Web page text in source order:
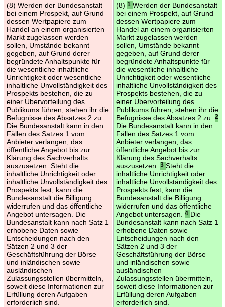
(8) Werden der Bundesanstalt
bei einem Prospekt, auf Grund
dessen Wertpapiere zum
Handel an einem organisierten
Markt zugelassen werden
sollen, Umstände bekannt
gegeben, auf Grund derer
begründete Anhaltspunkte für
die wesentliche inhaltliche
Unrichtigkeit oder wesentliche
inhaltliche Unvollständigkeit des
Prospekts bestehen, die zu
einer Übervorteilung des
Publikums führen, stehen ihr die
Befugnisse des Absatzes 2 zu.
Die Bundesanstalt kann in den
Fällen des Satzes 1 vom
Anbieter verlangen, das
öffentliche Angebot bis zur
Klärung des Sachverhalts
auszusetzen. Steht die
inhaltliche Unrichtigkeit oder
inhaltliche Unvollständigkeit des
Prospekts fest, kann die
Bundesanstalt die Billigung
widerrufen und das öffentliche
Angebot untersagen. Die
Bundesanstalt kann nach Satz 1
erhobene Daten sowie
Entscheidungen nach den
Sätzen 2 und 3 der
Geschäftsführung der Börse
und inländischen sowie
ausländischen
Zulassungsstellen übermitteln,
soweit diese Informationen zur
Erfüllung deren Aufgaben
erforderlich sind.
(8) 1 Werden der Bundesanstalt
bei einem Prospekt, auf Grund
dessen Wertpapiere zum
Handel an einem organisierten
Markt zugelassen werden
sollen, Umstände bekannt
gegeben, auf Grund derer
begründete Anhaltspunkte für
die wesentliche inhaltliche
Unrichtigkeit oder wesentliche
inhaltliche Unvollständigkeit des
Prospekts bestehen, die zu
einer Übervorteilung des
Publikums führen, stehen ihr die
Befugnisse des Absatzes 2 zu.
2
Die Bundesanstalt kann in den
Fällen des Satzes 1 vom
Anbieter verlangen, das
öffentliche Angebot bis zur
Klärung des Sachverhalts
auszusetzen.
3 Steht die
inhaltliche Unrichtigkeit oder
inhaltliche Unvollständigkeit des
Prospekts fest, kann die
Bundesanstalt die Billigung
widerrufen und das öffentliche
Angebot untersagen.
4 Die
Bundesanstalt kann nach Satz 1
erhobene Daten sowie
Entscheidungen nach den
Sätzen 2 und 3 der
Geschäftsführung der Börse
und inländischen sowie
ausländischen
Zulassungsstellen übermitteln,
soweit diese Informationen zur
Erfüllung deren Aufgaben
erforderlich sind.